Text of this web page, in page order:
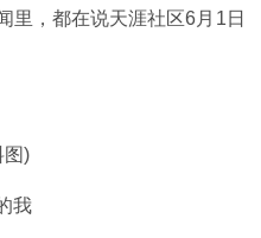
里，都在说天涯社区6月1日
图)
我